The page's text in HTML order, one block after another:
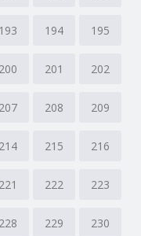
193 194 195
200 201 202
207 208 209
214 215 216
221 222 223
228 229 230